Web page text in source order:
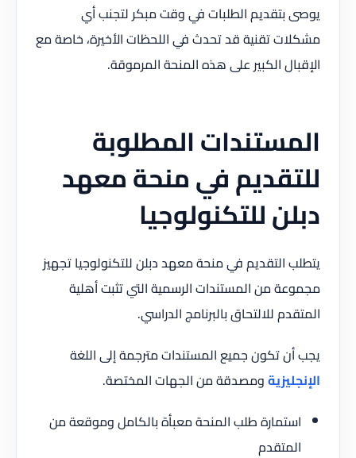
يوصى بتقديم الطلبات في وقت مبكر لتجنب أي
مشكلات تقنية قد تحدث في اللحظات الأخيرة، خاصة مع
الإقبال الكبير على هذه المنحة المرموقة.
المستندات المطلوبة
للتقديم في منحة معهد
دبلن للتكنولوجيا
يتطلب التقديم في منحة معهد دبلن للتكنولوجيا تجهيز
مجموعة من المستندات الرسمية التي تثبت أهلية
المتقدم للالتحاق بالبرنامج الدراسي.
يجب أن تكون جميع المستندات مترجمة إلى اللغة
الإنجليزيةومصدقة من الجهات المختصة.
استمارة طلب المنحة معبأة بالكامل وموقعة من
المتقدم